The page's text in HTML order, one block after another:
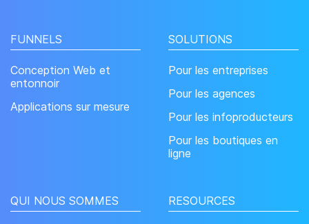
FUNNELS
Conception Web et
entonnoir
Applications sur mesure
SOLUTIONS
Pour les entreprises
Pour les agences
Pour les infoproducteurs
Pour les boutiques en
ligne
QUI NOUS SOMMES RESOURCES